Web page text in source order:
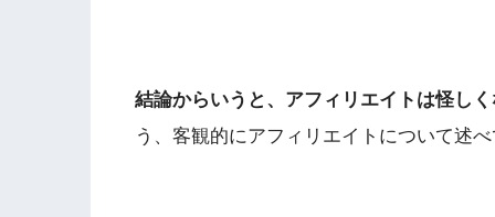
結論からいうと、アフィリエイトは怪し
う、客観的にアフィリエイトについて述